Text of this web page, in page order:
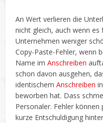
An Wert verlieren die
nicht gleich, auch wenn
Unternehmen weniger
Copy-Paste-Fehler, wenn
Name imAnschreiben
schon davon ausgehen,
identischemAnschreiben
beworben hat. Dass
Personaler. Fehler
kurze Entschuldigung